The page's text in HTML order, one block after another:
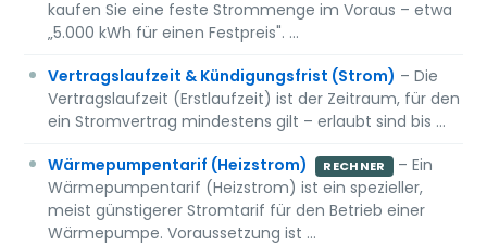
kaufen Sie eine feste Strommenge im Voraus – etwa
„5.000 kWh für einen Festpreis". …
Vertragslaufzeit & Kündigungsfrist (Strom) – Die
Vertragslaufzeit (Erstlaufzeit) ist der Zeitraum, für den
ein Stromvertrag mindestens gilt – erlaubt sind bis …
Wärmepumpentarif (Heizstrom)
RECHNER
– Ein
Wärmepumpentarif (Heizstrom) ist ein spezieller,
meist günstigerer Stromtarif für den Betrieb einer
Wärmepumpe. Voraussetzung ist …